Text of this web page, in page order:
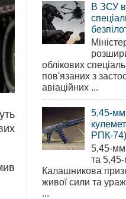
В ЗСУ
облікових
пов'язаних з
авіаційних ...
5,45-мм
РПК-74)
5,45-
та
Калашникова
живої сили та
...